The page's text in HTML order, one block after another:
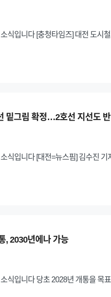
식입니다 [충청타임즈] 대전 도시
밑그림 확정…2호선 지선도
식입니다 [대전=뉴스핌] 김수진
, 2030년에나 가능
식입니다 당초 2028년 개통을 목